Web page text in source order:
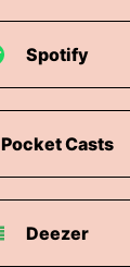
Spotify
Pocket Casts
Deezer